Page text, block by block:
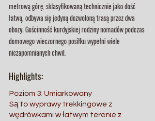
metrową górę, sklasyfikowaną technicznie jako dość
łatwą, odbywa się jedyną dozwoloną trasą przez dwa
obozy. Gościnność kurdyjskiej rodziny nomadów podczas
domowego wieczornego posiłku wypełni wiele
niezapomnianych chwil.
Highlights:
Poziom 3: Umiarkowany
Są to wyprawy trekkingowe z
wędrówkami w łatwym terenie z